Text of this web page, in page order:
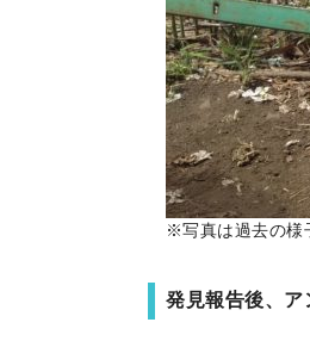
※写真は過去の様
発見報告後、ア